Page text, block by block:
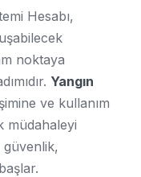
Hesabı,
noktaya
Yangın
ve kullanım
müdahaleyi